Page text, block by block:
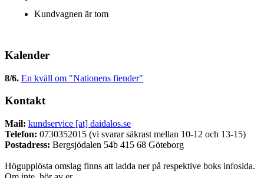
Kundvagnen är tom
Kalender
8/6. En kväll om "Nationens fiender"
Kontakt
Mail: kundservice [at] daidalos.se
Telefon: 0730352015 (vi svarar säkrast mellan 10-12 och 13-15)
Postadress: Bergsjödalen 54b 415 68 Göteborg
Högupplösta omslag finns att ladda ner på respektive boks infosida.